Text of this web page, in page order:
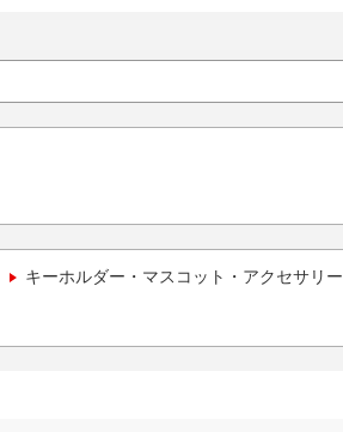
キーホルダー・マスコット・アクセサリー